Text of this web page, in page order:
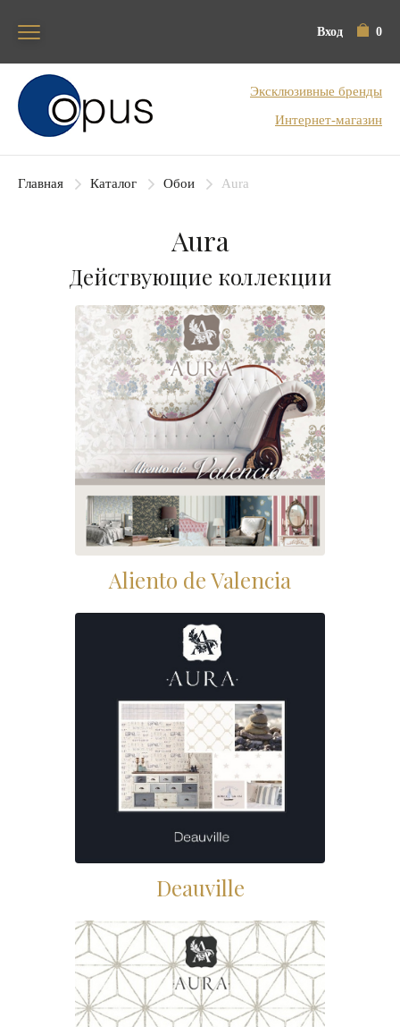
Вход 0
Блок поиска
Эксклюзивные бренды
Интернет-магазин
Главная Каталог Обои Aura
Aura
Действующие коллекции
Aliento de Valencia
Deauville